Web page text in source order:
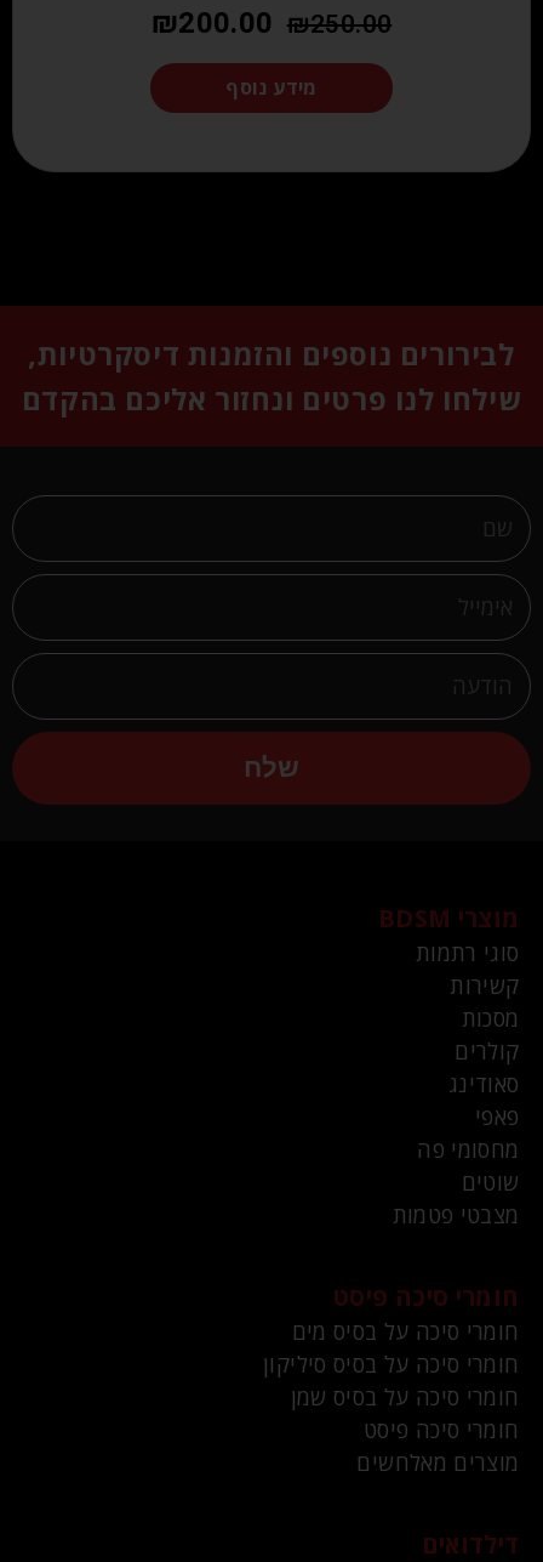
₪250.00
₪200.00
מידע נוסף
לבירורים נוספים והזמנות דיסקרטיות,
שילחו לנו פרטים ונחזור אליכם בהקדם
שלח
מוצרי BDSM
סוגי רתמות
קשירות
מסכות
קולרים
סאודינג
פאפי
מחסומי פה
שוטים
מצבטי פטמות
חומרי סיכה פיסט
חומרי סיכה על בסיס מים
חומרי סיכה על בסיס סיליקון
חומרי סיכה על בסיס שמן
חומרי סיכה פיסט
מוצרים מאלחשים
דילדואים